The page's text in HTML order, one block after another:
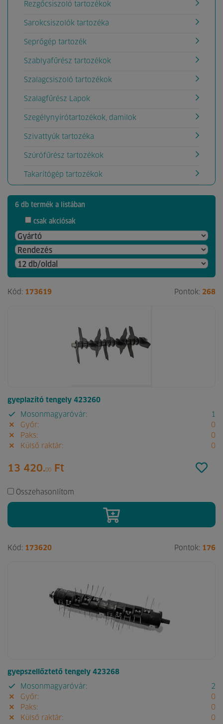
Rezgőcsiszoló tartozékok
Sarokcsiszolók tartozéka
Seprőgép tartozék
Szablyafűrész tartozékok
Szalagcsiszoló tartozékok
Szalagfűrész Lapok
Szegélynyírótartozékok, damilok
Szivattyúk tartozéka
Szúrófűrész tartozékok
Takarítógép tartozékok
6 db termék a listában
csak akciósak
Kód: 173619 Pontok: 268
gyeplazító tengely 423260
Mosonmagyaróvár:
1
Győr:
0
Paks:
0
Külső raktár:
0
13 420.00 Ft
Összehasonlítom
Kód: 173620 Pontok: 176
gyepszellőztető tengely 423268
Mosonmagyaróvár:
2
Győr:
0
Paks:
0
Külső raktár:
0